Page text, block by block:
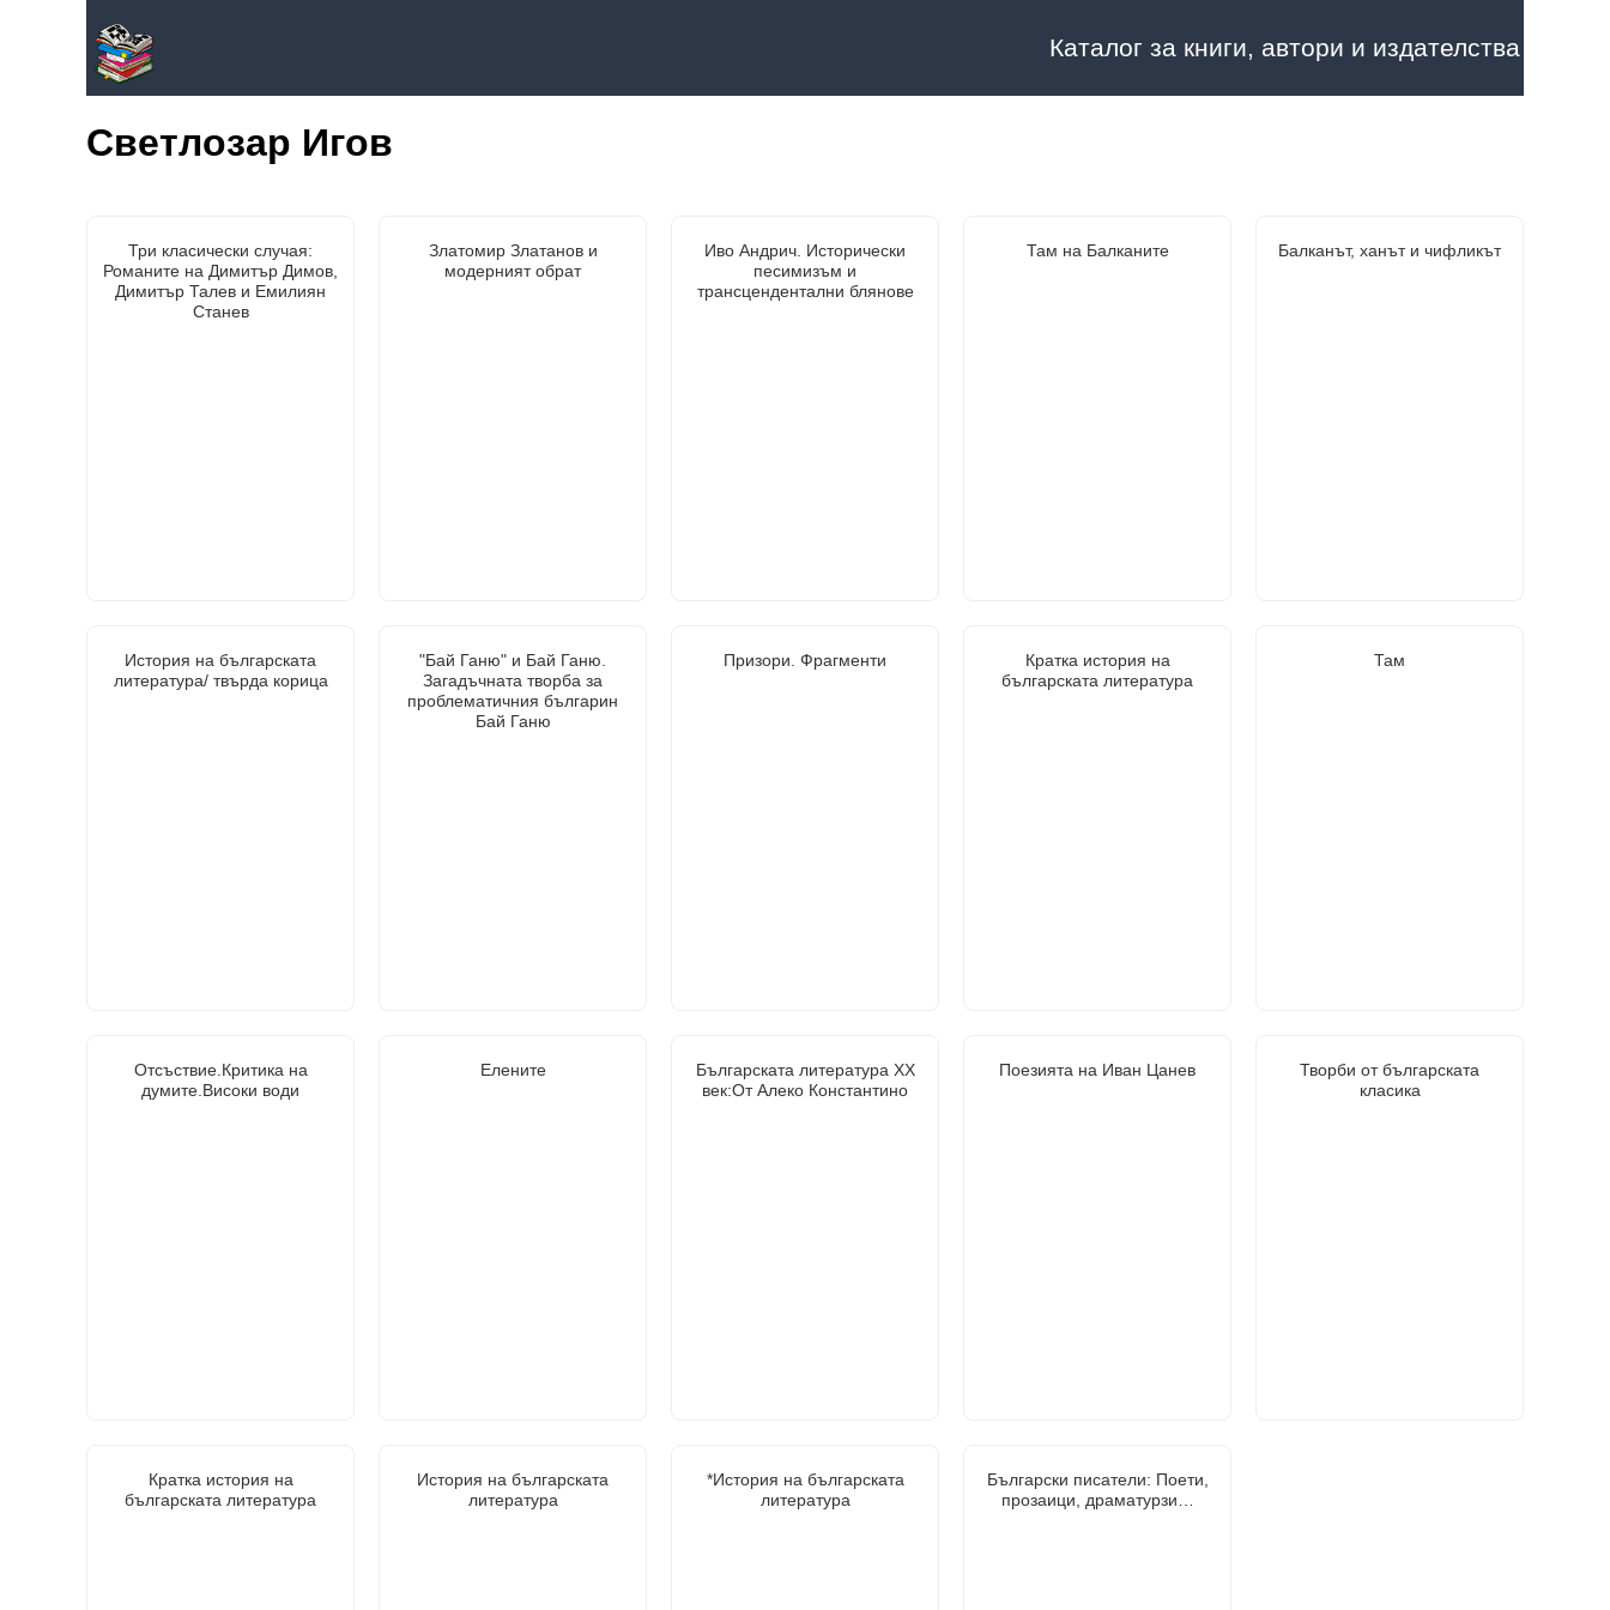
Каталог за книги, автори и издателства
Светлозар Игов
Три класически случая:
Романите на Димитър Димов,
Димитър Талев и Емилиян
Станев
Златомир Златанов и
модерният обрат
Иво Андрич. Исторически
песимизъм и
трансцендентални блянове
Там на Балканите Балканът, ханът и чифликът
История на българската
литература/ твърда корица
"Бай Ганю" и Бай Ганю.
Загадъчната творба за
проблематичния българин
Бай Ганю
Призори. Фрагменти
Кратка история на
българската литература
Там
Отсъствие.Критика на
думите.Високи води
Елените
Българската литература XX
век:От Алеко Константино
Поезията на Иван Цанев
Творби от българската
класика
Кратка история на
българската литература
История на българската
литература
*История на българската
литература
Български писатели: Поети,
прозаици, драматурзи…